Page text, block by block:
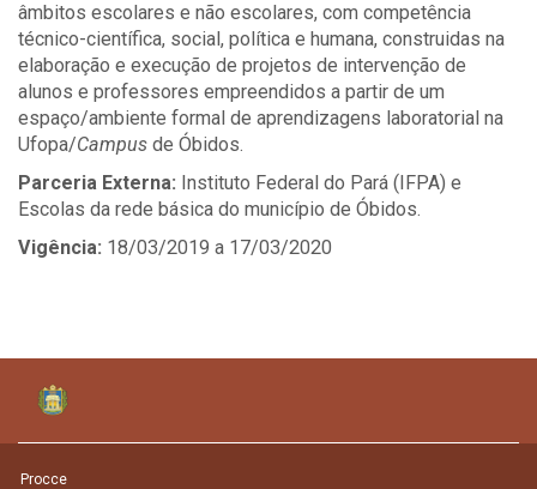
âmbitos escolares e não escolares, com competência
técnico-científica, social, política e humana, construidas na
elaboração e execução de projetos de intervenção de
alunos e professores empreendidos a partir de um
espaço/ambiente formal de aprendizagens laboratorial na
Ufopa/Campus de Óbidos.
Parceria Externa: Instituto Federal do Pará (IFPA) e
Escolas da rede básica do município de Óbidos.
Vigência: 18/03/2019 a 17/03/2020
Procce